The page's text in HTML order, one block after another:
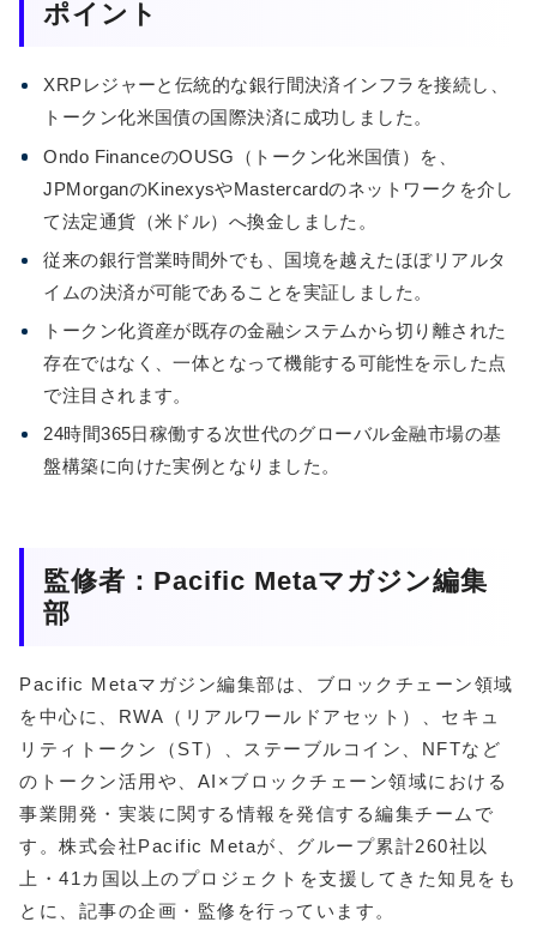
ポイント
XRPレジャーと伝統的な銀行間決済インフラを接続し、
トークン化米国債の国際決済に成功しました。
Ondo FinanceのOUSG（トークン化米国債）を、
JPMorganのKinexysやMastercardのネットワークを介し
て法定通貨（米ドル）へ換金しました。
従来の銀行営業時間外でも、国境を越えたほぼリアルタ
イムの決済が可能であることを実証しました。
トークン化資産が既存の金融システムから切り離された
存在ではなく、一体となって機能する可能性を示した点
で注目されます。
24時間365日稼働する次世代のグローバル金融市場の基
盤構築に向けた実例となりました。
監修者：Pacific Metaマガジン編集
部
Pacific Metaマガジン編集部は、ブロックチェーン領域
を中心に、RWA（リアルワールドアセット）、セキュ
リティトークン（ST）、ステーブルコイン、NFTなど
のトークン活用や、AI×ブロックチェーン領域における
事業開発・実装に関する情報を発信する編集チームで
す。株式会社Pacific Metaが、グループ累計260社以
上・41カ国以上のプロジェクトを支援してきた知見をも
とに、記事の企画・監修を行っています。